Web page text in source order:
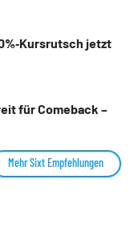
jetzt
für Comeback –
Mehr Sixt Empfehlungen